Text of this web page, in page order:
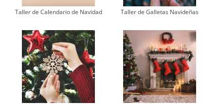
Taller de Calendario de Navidad Taller de Galletas Navideñas